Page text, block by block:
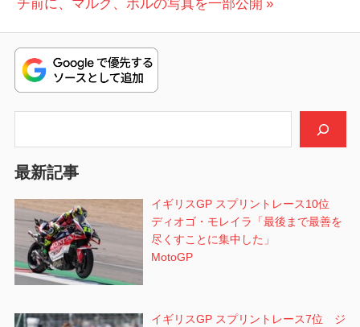
GP21
ス
モ
ビ
ゲ
ー
ン
稿:
チ前に、マルク、ポルの写真を一部公開
最新記事
イギリスGP スプリントレース10位
ディオゴ・モレイラ「最後まで最善を
尽くすことに集中した」
MotoGP
イギリスGP スプリントレース7位 ジ